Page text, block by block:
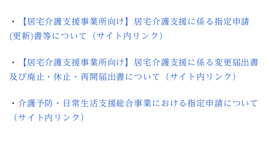
・
【居宅介護支援事業所向け】居宅介護支援に係る指定申請
(更新)書等について（サイト内リンク）
・
【居宅介護支援事業所向け】居宅介護支援に係る変更届出書
及び廃止・休止・再開届出書について（サイト内リンク）
・ 介護予防・日常生活支援総合事業における指定申請について
（サイト内リンク）